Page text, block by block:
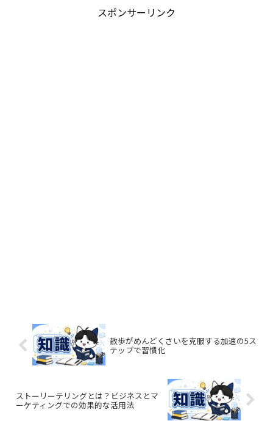
スポンサーリンク
散歩がめんどくさいを克服する加速の5ス
テップで習慣化
ストーリーテリングとは？ビジネスとマ
ーケティングでの効果的な活用法